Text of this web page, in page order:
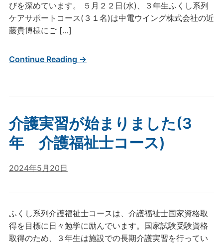
びを深めています。 ５月２２日(水)、３年生ふくし系列
ケアサポートコース(３１名)は中電ウイング株式会社の近
藤貴博様にご […]
Continue Reading →
介護実習が始まりました(3
年 介護福祉士コース)
2024年5月20日
ふくし系列介護福祉士コースは、介護福祉士国家資格取
得を目標に日々勉学に励んでいます。国家試験受験資格
取得のため、３年生は施設での長期介護実習を行ってい